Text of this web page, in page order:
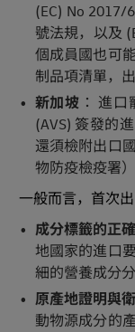
(EC) No
號法規，以及
個成員國也可
制品項清單，
新加坡 ： 進
(AVS) 簽發的
還須檢附出口
物防疫檢疫署
一般而言，首次
成分標籤的正
地國家的進口
細的營養成分分
原產地證明與
動物源成分的